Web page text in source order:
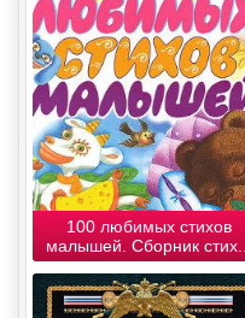
100 любимых стихов
малышей. Сборник стих...